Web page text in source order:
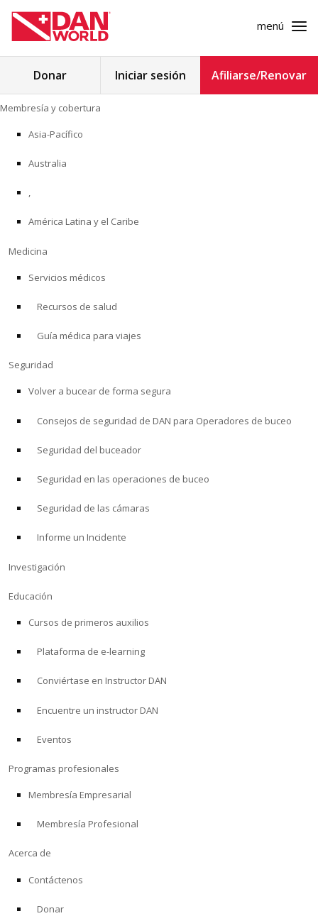
al
contenido
menú
Tienda
Alert Diver
MEMBRESÍA Y COBERTURA
SEGURIDAD
INVESTIGACIÓN
PROGRAMAS PROFESIONALES
Donar Iniciar sesión Afiliarse/Renovar
Membresía y cobertura
Asia-Pacífico
Australia
,
América Latina y el Caribe
Medicina
Servicios médicos
Recursos de salud
Guía médica para viajes
Seguridad
Volver a bucear de forma segura
Consejos de seguridad de DAN para Operadores de buceo
Seguridad del buceador
Seguridad en las operaciones de buceo
Seguridad de las cámaras
Informe un Incidente
Investigación
Educación
Cursos de primeros auxilios
Plataforma de e-learning
Conviértase en Instructor DAN
Encuentre un instructor DAN
Eventos
Programas profesionales
Membresía Empresarial
Membresía Profesional
Acerca de
Contáctenos
Donar